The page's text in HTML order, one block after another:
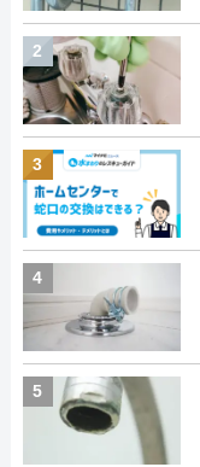
2
3
4
5